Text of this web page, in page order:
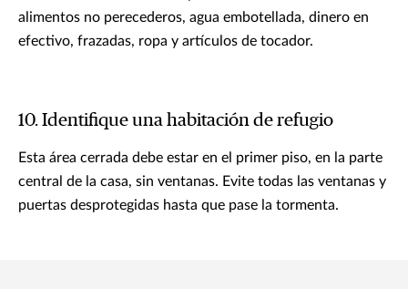
alimentos no perecederos, agua embotellada, dinero en
efectivo, frazadas, ropa y artículos de tocador.
10. Identifique una habitación de refugio
Esta área cerrada debe estar en el primer piso, en la parte
central de la casa, sin ventanas. Evite todas las ventanas y
puertas desprotegidas hasta que pase la tormenta.